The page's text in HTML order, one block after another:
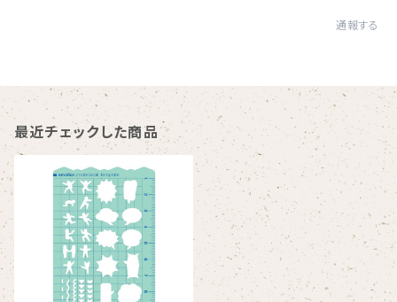
通報する
最近チェックした商品